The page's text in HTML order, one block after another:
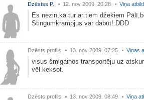
Dzēstss P. 12. nov 2009. 20:28 Viņa
Es nezin,kā tur ar tiem džekiem
Stingumkrampjus var dabūt!:DDD
Dzēsts profils 13. nov 2009. 07:25 Viņas
visus šmigainos transportēju uz
vēl keksot.
Dzēsts profils 13. nov 2009. 08:49 Viņa